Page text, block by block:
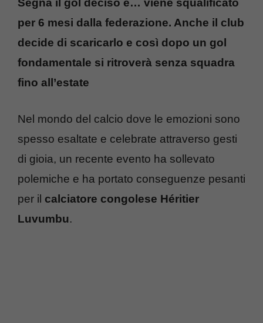
per 6 mesi dalla federazione. Anche il club
decide di scaricarlo e così dopo un gol
fondamentale si ritroverà senza squadra
fino all’estate
Nel mondo del calcio dove le emozioni sono
spesso esaltate e celebrate attraverso gesti
di gioia, un recente evento ha sollevato
polemiche e ha portato conseguenze pesanti
per il calciatore congolese Héritier
Luvumbu.